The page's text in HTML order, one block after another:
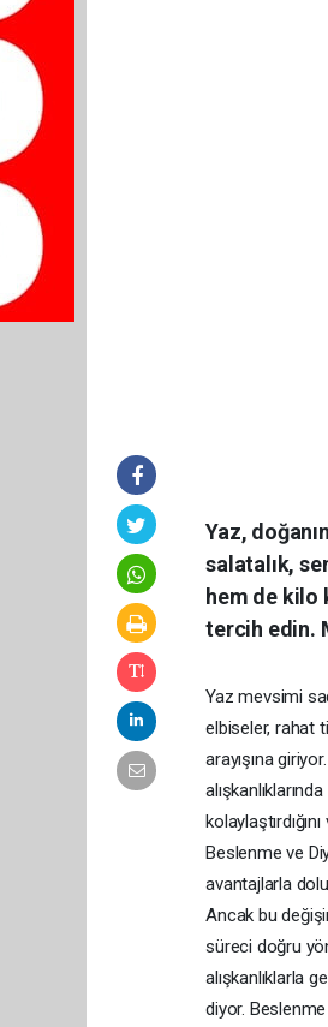
Yaz,
salatalık,
hem de kilo
tercih edin.
Yaz mevsimi
elbiseler, rahat
arayışına
Beslenme ve
avantajlarla
Ancak bu
süreci doğru
alışkanlıklarla
diyor. Beslenme